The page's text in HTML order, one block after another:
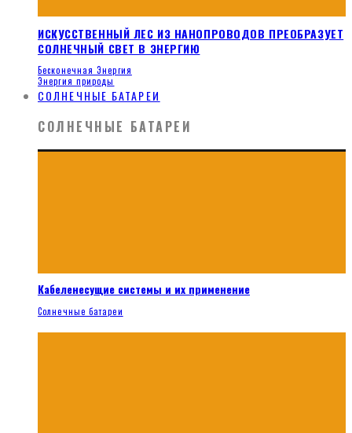
ИСКУССТВЕННЫЙ ЛЕС ИЗ НАНОПРОВОДОВ ПРЕОБРАЗУЕТ
СОЛНЕЧНЫЙ СВЕТ В ЭНЕРГИЮ
Бесконечная Энергия
Энергия природы
СОЛНЕЧНЫЕ БАТАРЕИ
СОЛНЕЧНЫЕ БАТАРЕИ
Кабеленесущие системы и их применение
Солнечные батареи